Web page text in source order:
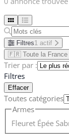
Rechercher
Filtres1 actif
🇫🇷 Toute la France
Trier par :
Filtres
Effacer
Toutes catégories
Armes
Fleuret Épée